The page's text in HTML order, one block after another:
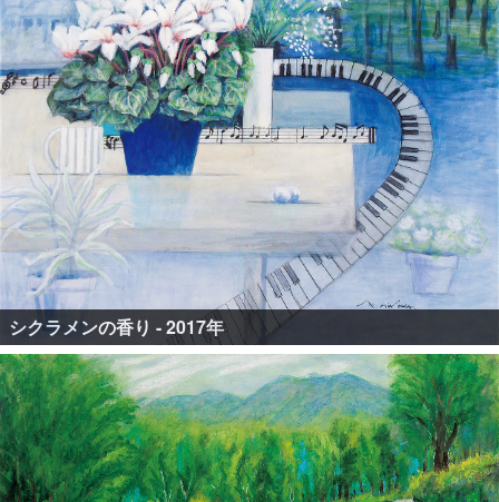
シクラメンの香り - 2017年